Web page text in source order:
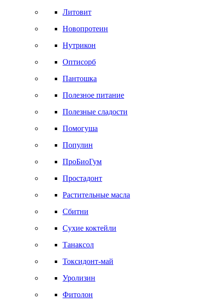
Литовит
Новопротеин
Нутрикон
Оптисорб
Пантошка
Полезное питание
Полезные сладости
Помогуша
Популин
ПроБиоГум
Простадонт
Растительные масла
Сбитни
Сухие коктейли
Танаксол
Токсидонт-май
Уролизин
Фитолон